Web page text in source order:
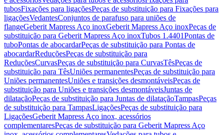
tubosFixações para ligaçõesPeças de substituição para Fixações para
ligaçõesVedantesConjuntos de parafuso para uniões de
flangeGeberit Mapress Aço inoxGeberit Mapress Aço inoxPeças de
substituição para Geberit Mapress Aço inoxTubos 1.4401Pontas de
tuboPontas de abocardarPeças de substituição para Pontas de
abocardarReduçõesPeças de substituição para
ReduçõesCurvasPeças de substituição para CurvasTêsPeças de
substituição para TêsUniões permanentesPeças de substituição para
Uniões permanentesUniões e transições desmontáveisPeças de
substituição para Uniões e transições desmontáveisJuntas de
dilataçãoPeças de substituição para Juntas de dilataçãoTampasPeças
de substituição para TampasLigaçõesPeças de substituição para
LigaçõesGeberit Mapress Aço inox, acessórios
complementaresPeças de substituição para Geberit Mapress Aço